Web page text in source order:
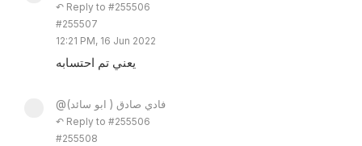
↶ Reply to #255506
#255507
12:21 PM, 16 Jun 2022
يعني تم احتسابه
@فادي صادق ( ابو سائد)
↶ Reply to #255506
#255508